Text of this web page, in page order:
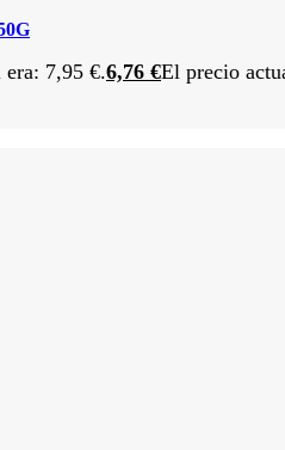
7,95 €.6,76 €El precio